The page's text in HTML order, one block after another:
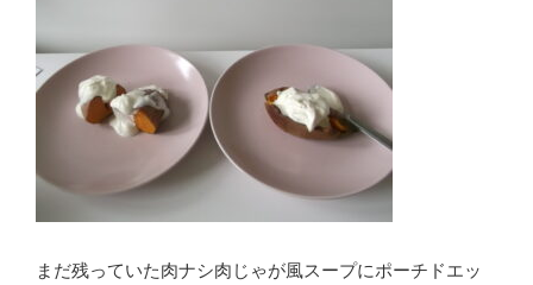
まだ残っていた肉ナシ肉じゃが風スープにポーチドエッ